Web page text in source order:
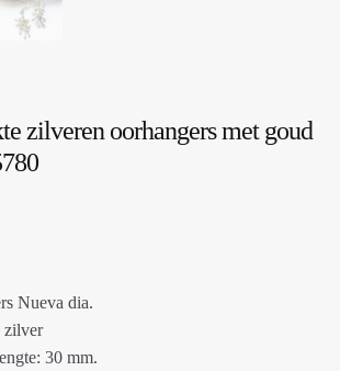
zilveren oorhangers met goud
Nueva dia.
zilver
30 mm.